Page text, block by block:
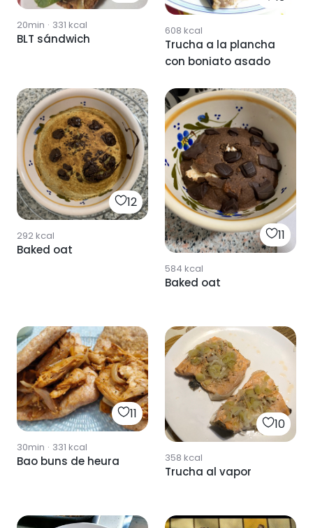
20min · 331 kcal
BLT sándwich
608 kcal
Trucha a la plancha
con boniato asado
12
292kcal
Baked oat
11
584 kcal
Baked oat
11
30min · 331 kcal
Bao buns de heura
10
358 kcal
Trucha al vapor